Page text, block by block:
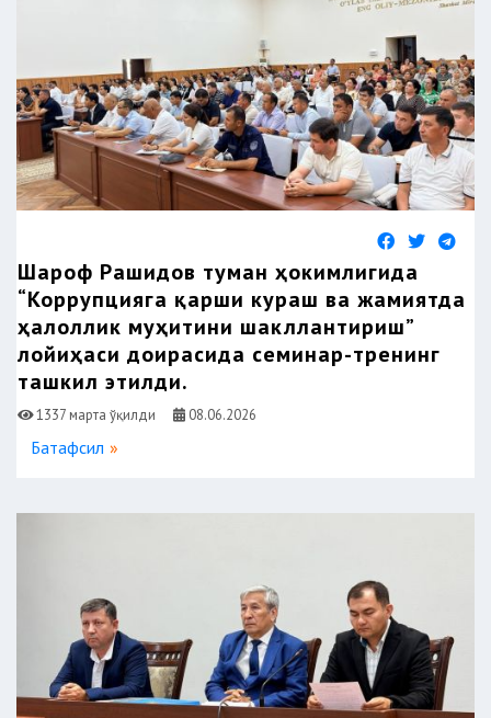
Шароф Рашидов туман ҳокимлигида
“Коррупцияга қарши кураш ва жамиятда
ҳалоллик муҳитини шакллантириш”
лойиҳаси доирасида семинар-тренинг
ташкил этилди.
1337 марта ўқилди 08.06.2026
Батафсил